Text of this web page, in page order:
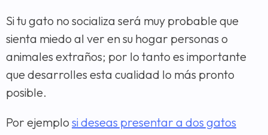
Si tu gato no socializa será muy probable que
sienta miedo al ver en su hogar personas o
animales extraños; por lo tanto es importante
que desarrolles esta cualidad lo más pronto
posible.
Por ejemplo si deseas presentar a dos gatos